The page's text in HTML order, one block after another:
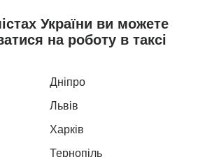
України ви можете
на роботу в таксі
Дніпро
Львів
Харків
Тернопіль